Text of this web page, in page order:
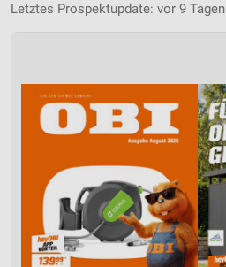
Letztes Prospektupdate: vor 9 Tagen